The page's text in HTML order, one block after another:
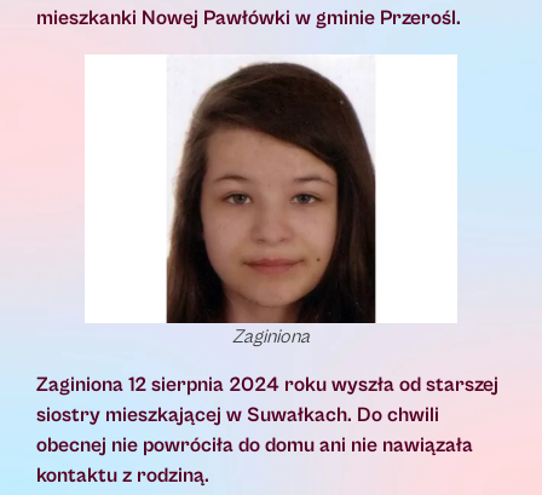
mieszkanki Nowej Pawłówki w gminie Przerośl.
Zaginiona
Zaginiona 12 sierpnia 2024 roku wyszła od starszej
siostry mieszkającej w Suwałkach. Do chwili
obecnej nie powróciła do domu ani nie nawiązała
kontaktu z rodziną.